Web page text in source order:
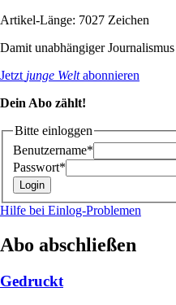
Artikel-Länge: 7027 Zeichen
Damit unabhängiger
Jetzt junge Weltabonnieren
Dein Abo zählt!
Bitte einloggen
Benutzername*
Passwort*
Hilfe bei Einlog-Problemen
Abo abschließen
Gedruckt